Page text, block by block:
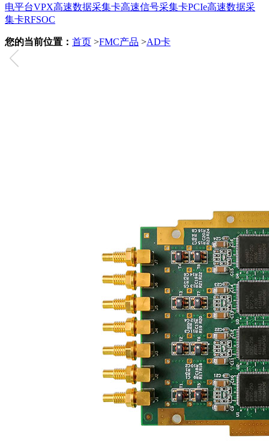
电平台VPX高速数据采集卡高速信号采集卡PCIe高速数据采
集卡RFSOC
您的当前位置： 首页 >FMC产品 >AD卡